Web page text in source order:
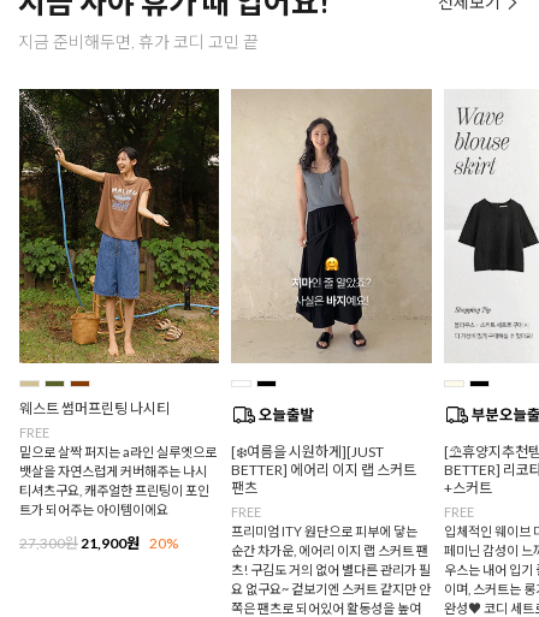
지금 준비해두면, 휴가 코디 고민 끝
웨스트 썸머프린팅 나시티
FREE
밑으로 살짝 퍼지는 a라인 실루엣으로
뱃살을 자연스럽게 커버해주는 나시
티셔츠구요, 캐주얼한 프린팅이 포인
트가 되어주는 아이템이에요
27,300원 21,900원 20%
[❄️여름을 시원하게][JUST
BETTER] 에어리 이지 랩 스커트
팬츠
FREE
프리미엄 ITY 원단으로 피부에 닿는
순간 차가운, 에어리 이지 랩 스커트 팬
츠! 구김도 거의 없어 별다른 관리가 필
요 없구요~ 겉보기엔 스커트 같지만 안
쪽은 팬츠로 되어있어 활동성을 높여
[⛱️휴양지추천
BETTER] 리코
+스커트
FREE
입체적인 웨이브
페미닌 감성이 느
우스는 내어 입기
이며, 스커트는
완성♥ 코디 세트